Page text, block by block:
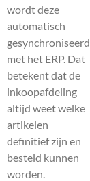
wordt deze
automatisch
gesynchroniseerd
met het ERP. Dat
betekent dat de
inkoopafdeling
altijd weet welke
artikelen
definitief zijn en
besteld kunnen
worden.